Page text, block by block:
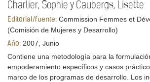
Charlier, Sophie y Caubergs, Lisette
Editorial/fuente: Commission Femmes et
(Comisión de Mujeres y Desarrollo)
Año: 2007, Junio
Contiene una metodología para la
empoderamiento específicos y casos
marco de los programas de desarrollo. Los